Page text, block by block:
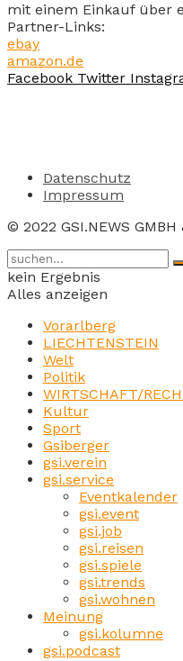
mit einem Einkauf über
Partner-Links:
ebay
amazon.de
Facebook Twitter
Datenschutz
Impressum
© 2022 GSI.NEWS GMBH
kein Ergebnis
Alles anzeigen
Vorarlberg
LIECHTENSTEIN
Welt
Politik
WIRTSCHAFT/
Kultur
Sport
Gsiberger
gsi.verein
gsi.service
Eventkalender
gsi.event
gsi.job
gsi.reisen
gsi.spiele
gsi.trends
gsi.wohnen
Meinung
gsi.kolumne
gsi.podcast